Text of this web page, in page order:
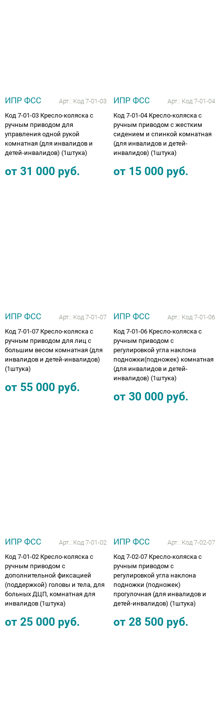
ИПР ФСС Арт.: Код 7-01-03
Код 7-01-03 Кресло-коляска с
ручным приводом для
управления одной рукой
комнатная (для инвалидов и
детей-инвалидов) (1штука)
от 31 000 руб.
ИПР ФСС Арт.: Код 7-01-04
Код 7-01-04 Кресло-коляска с
ручным приводом с жестким
сидением и спинкой комнатная
(для инвалидов и детей-
инвалидов) (1штука)
от 15 000 руб.
ИПР ФСС Арт.: Код 7-01-07
Код 7-01-07 Кресло-коляска с
ручным приводом для лиц с
большим весом комнатная (для
инвалидов и детей-инвалидов)
(1штука)
от 55 000 руб.
ИПР ФСС Арт.: Код 7-01-06
Код 7-01-06 Кресло-коляска с
ручным приводом с
регулировкой угла наклона
подножки(подножек) комнатная
(для инвалидов и детей-
инвалидов) (1штука)
от 30 000 руб.
ИПР ФСС Арт.: Код 7-01-02
Код 7-01-02 Кресло-коляска с
ручным приводом с
дополнительной фиксацией
(поддержкой) головы и тела, для
больных ДЦП, комнатная для
инвалидов (1штука)
от 25 000 руб.
ИПР ФСС Арт.: Код 7-02-07
Код 7-02-07 Кресло-коляска с
ручным приводом с
регулировкой угла наклона
подножки (подножек)
прогулочная (для инвалидов и
детей-инвалидов) (1штука)
от 28 500 руб.
ОПОРЫ, ВЕРТИКАЛИЗАТОРЫ, Оборудование
для ЛФК
Одежда ортопедическая (адаптивная) для
инвалидов
Индивидуальное изготовление